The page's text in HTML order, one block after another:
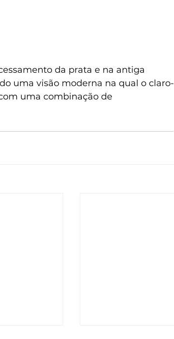
da prata e na antiga
uma visão moderna na qual o claro-
uma combinação de